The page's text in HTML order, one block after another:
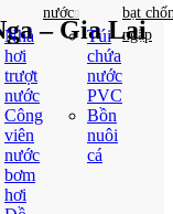
Nhà
hơi
trượt
nước
Công
viên
nước
bơm
hơi
nước
Túi
chứa
nước
PVC
Bồn
nuôi
cá
bạt
ngập
– Gia Lai